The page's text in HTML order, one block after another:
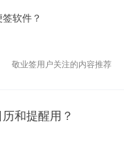
软件？
敬业签用户关注的内容推荐
和提醒用？